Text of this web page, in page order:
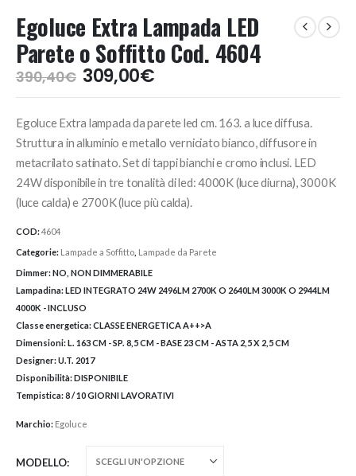
Egoluce Extra Lampada LED
Parete o Soffitto Cod. 4604
390,40€ Il
prezzo
era:
390,40€.
309,00€Il
prezzo
è:
309,00€.
Egoluce Extra lampada da parete led cm. 163. a luce diffusa.
Struttura in alluminio e metallo verniciato bianco, diffusore in
metacrilato satinato. Set di tappi bianchi e cromo inclusi. LED
24W disponibile in tre tonalità di led: 4000K (luce diurna), 3000K
(luce calda) e 2700K (luce più calda).
COD:4604
Categorie: Lampade a Soffitto Lampade da Parete
Dimmer:NO, NON DIMMERABILE
Lampadina:LED INTEGRATO 24W 2496LM 2700K O 2640LM 3000K O 2944LM
4000K - INCLUSO
Classe energetica:CLASSE ENERGETICA A++>A
Dimensioni:L. 163 CM - SP. 8,5 CM - BASE 23 CM - ASTA 2,5 X 2,5 CM
Designer:U.T. 2017
Disponibilità:DISPONIBILE
Tempistica:8 / 10 GIORNI LAVORATIVI
Marchio: Egoluce
MODELLO